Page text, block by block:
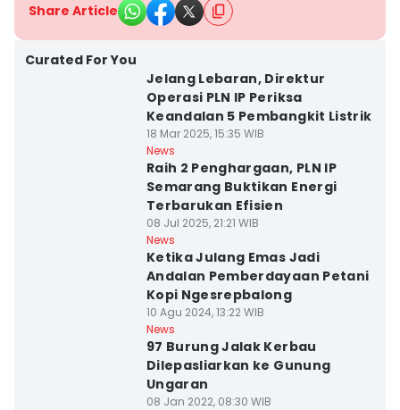
Share Article
Curated For You
Jelang Lebaran, Direktur
Operasi PLN IP Periksa
Keandalan 5 Pembangkit Listrik
18 Mar 2025, 15:35 WIB
News
Raih 2 Penghargaan, PLN IP
Semarang Buktikan Energi
Terbarukan Efisien
08 Jul 2025, 21:21 WIB
News
Ketika Julang Emas Jadi
Andalan Pemberdayaan Petani
Kopi Ngesrepbalong
10 Agu 2024, 13:22 WIB
News
97 Burung Jalak Kerbau
Dilepasliarkan ke Gunung
Ungaran
08 Jan 2022, 08:30 WIB